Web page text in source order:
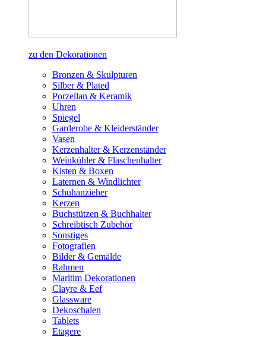
zu den Dekorationen
Bronzen & Skulpturen
Silber & Plated
Porzellan & Keramik
Uhren
Spiegel
Garderobe & Kleiderständer
Vasen
Kerzenhalter & Kerzenständer
Weinkühler & Flaschenhalter
Kisten & Boxen
Laternen & Windlichter
Schuhanzieher
Kerzen
Buchstützen & Buchhalter
Schreibtisch Zubehör
Sonstiges
Fotografien
Bilder & Gemälde
Rahmen
Maritim Dekorationen
Clayre & Eef
Glassware
Dekoschalen
Tablets
Etagere